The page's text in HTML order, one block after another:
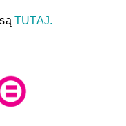
TUTAJ.